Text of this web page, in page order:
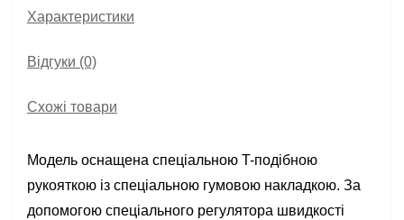
Характеристики
Відгуки (0)
Схожі товари
Модель оснащена спеціальною T-подібною
рукояткою із спеціальною гумовою накладкою. За
допомогою спеціального регулятора швидкості